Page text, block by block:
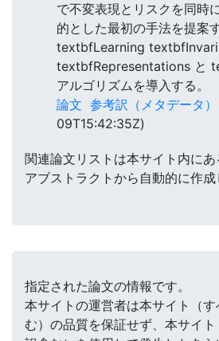
で不変表現とリスクを同時
的とした最初の手法を提案
textbfLearning
textbfRepresentations と
アルゴリズムを導入する。
論文 参考訳（メタデータ）
09T15:42:35Z)
関連論文リストは本サイト内にあ
アブストラクトから自動的に作成
指定された論文の情報です。
本サイトの運営者は本サイト（
む）の品質を保証せず、本サイ